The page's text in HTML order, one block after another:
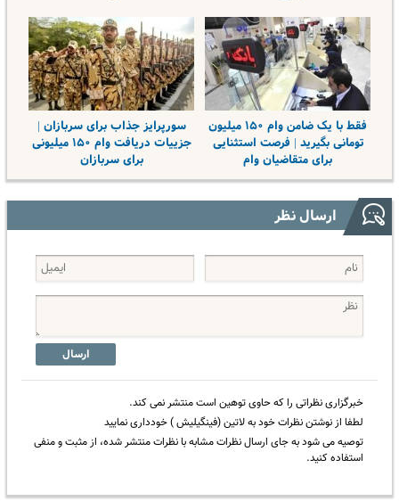
فقط با یک ضامن وام ۱۵۰ میلیون
تومانی بگیرید |‌ فرصت استثنایی
برای متقاضیان وام
سورپرایز جذاب برای سربازان |
جزییات دریافت وام ۱۵۰ میلیونی
برای سربازان
ارسال نظر
ارسال
خبرگزاری نظراتی را که حاوی توهین است منتشر نمی کند.
لطفا از نوشتن نظرات خود به لاتین (فینگیلیش ) خودداری نمایید
توصیه می شود به جای ارسال نظرات مشابه با نظرات منتشر شده، از مثبت و منفی
استفاده کنید.